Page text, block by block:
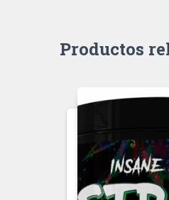
Productos